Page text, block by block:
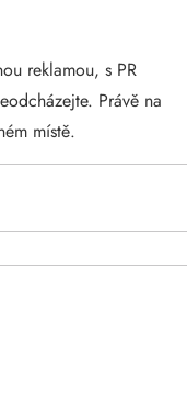
reklamou, s PR
Právě na
místě.